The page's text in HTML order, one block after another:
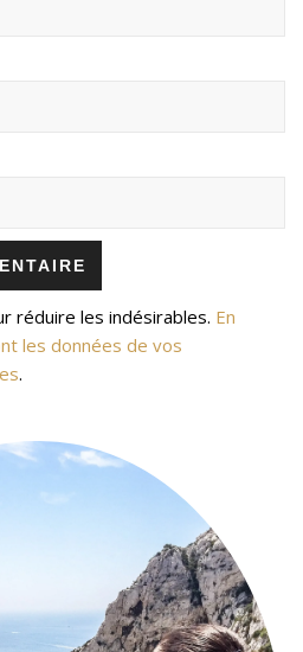
réduire les indésirables. En
les données de vos
.